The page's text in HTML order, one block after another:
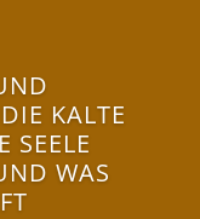
KALTE
SEELE
WAS